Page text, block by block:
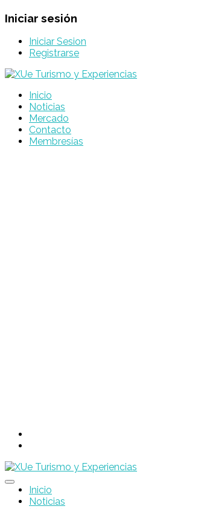
Iniciar sesión
Iniciar Sesion
Registrarse
Inicio
Noticias
Mercado
Contacto
Membresías
Inicio
Noticias